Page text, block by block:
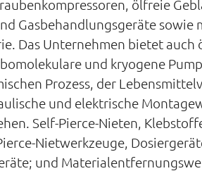
ölfreie
Gasbehandlungsgeräte
Das Unternehmen bietet
und kryogene
Prozess, der
und elektrische
Self-Pierce-Nieten,
Nietwerkzeuge,
und